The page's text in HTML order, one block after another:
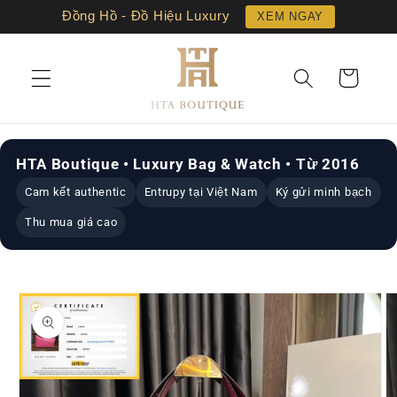
Đồng Hồ - Đồ Hiệu Luxury XEM NGAY
đến nội
Giỏ
hàng
HTA Boutique • Luxury Bag & Watch • Từ 2016
Cam kết authentic Entrupy tại Việt Nam Ký gửi minh bạch
Thu mua giá cao
đến
thông
tin sản
phẩm